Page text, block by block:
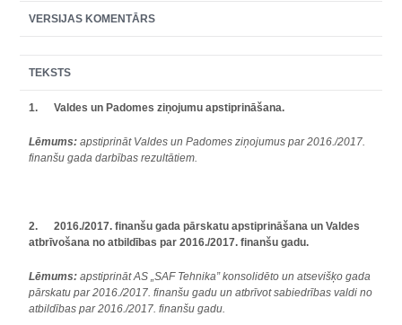
VERSIJAS KOMENTĀRS
TEKSTS
1.Valdes un Padomes ziņojumu apstiprināšana.
Lēmums: apstiprināt Valdes un Padomes ziņojumus par 2016./2017.
finanšu gada darbības rezultātiem.
2.2016./2017. finanšu gada pārskatu apstiprināšana un Valdes
atbrīvošana no atbildības par 2016./2017. finanšu gadu.
Lēmums: apstiprināt AS „SAF Tehnika” konsolidēto un atsevišķo gada
pārskatu par 2016./2017. finanšu gadu un atbrīvot sabiedrības valdi no
atbildības par 2016./2017. finanšu gadu.